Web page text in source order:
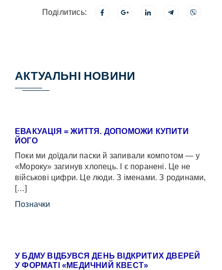
Поділитись:
АКТУАЛЬНІ НОВИНИ
ЕВАКУАЦІЯ = ЖИТТЯ. ДОПОМОЖИ КУПИТИ
ЙОГО
Поки ми доїдали паски й запивали компотом — у
«Мороку» загинув хлопець. І є поранені. Це не
військові цифри. Це люди. З іменами. З родинами,
[…]
Позначки
У БДМУ ВІДБУВСЯ ДЕНЬ ВІДКРИТИХ ДВЕРЕЙ
У ФОРМАТІ «МЕДИЧНИЙ КВЕСТ»